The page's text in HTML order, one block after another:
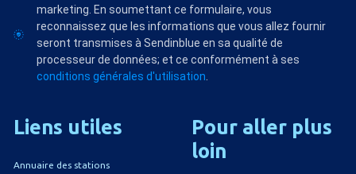
marketing. En soumettant ce formulaire, vous
reconnaissez que les informations que vous allez fournir
seront transmises à Sendinblue en sa qualité de
processeur de données; et ce conformément à ses
conditions générales d'utilisation
Liens utiles
Annuaire des stations
Pour aller plus
loin